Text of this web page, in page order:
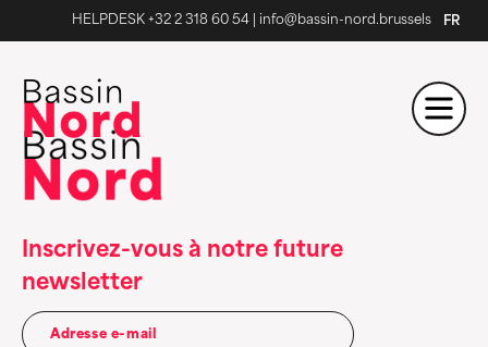
HELPDESK +32 2 318 60 54 info@bassin-nord.brussels FR
Inscrivez-vous à notre future
newsletter